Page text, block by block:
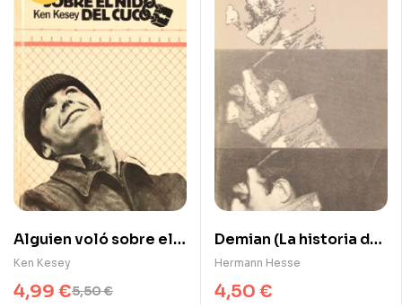
Alguien voló sobre el
nido del cuco
Ken Kesey
5,50€
4,99 €
Demian (La historia de
la juventud de Emil
Sinclair)
Hermann Hesse
4,50 €